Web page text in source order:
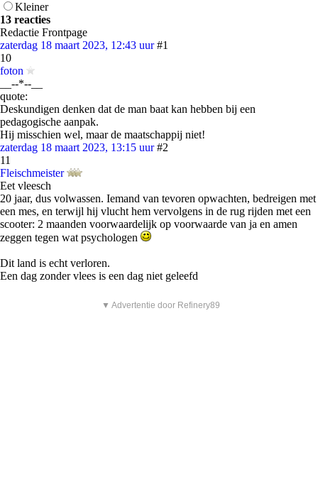
Kleiner
13 reacties
Redactie Frontpage
zaterdag 18 maart 2023, 12:43 uur #1
10
foton
__--*--__
quote:
Deskundigen denken dat de man baat kan hebben bij een
pedagogische aanpak.
Hij misschien wel, maar de maatschappij niet!
zaterdag 18 maart 2023, 13:15 uur #2
11
Fleischmeister
Eet vleesch
20 jaar, dus volwassen. Iemand van tevoren opwachten, bedreigen met
een mes, en terwijl hij vlucht hem vervolgens in de rug rijden met een
scooter: 2 maanden voorwaardelijk op voorwaarde van ja en amen
zeggen tegen wat psychologen
Dit land is echt verloren.
Een dag zonder vlees is een dag niet geleefd
▼ Advertentie door Refinery89